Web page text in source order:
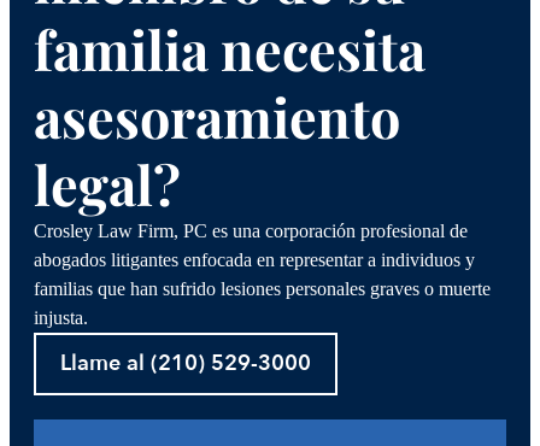
familia necesita
asesoramiento
legal?
Crosley Law Firm, PC es una corporación profesional de
abogados litigantes enfocada en representar a individuos y
familias que han sufrido lesiones personales graves o muerte
injusta.
Llame al (210) 529-3000